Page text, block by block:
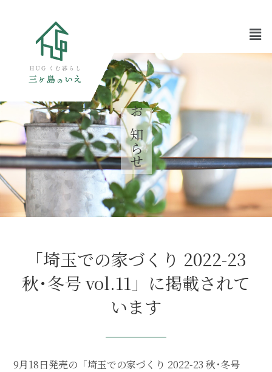
お知らせ
「埼玉での家づくり 2022-23
秋･冬号 vol.11」に掲載されて
います
9月18日発売の「埼玉での家づくり 2022-23 秋･冬号